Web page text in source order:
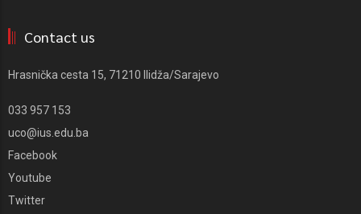
Contact us
Hrasnička cesta 15, 71210 Ilidža/Sarajevo
033 957 153
uco@ius.edu.ba
Facebook
Youtube
Twitter